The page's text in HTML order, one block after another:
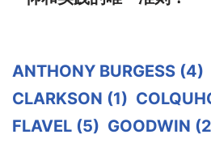
ANTHONY BURGESS (4)
CLARKSON (1)
FLAVEL (5) GOODWIN